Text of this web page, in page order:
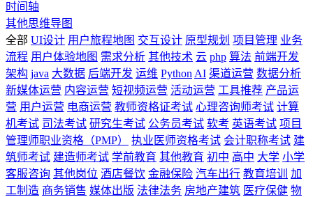
时间轴
其他思维导图
全部 UI设计 用户旅程地图 交互设计 原型规划 项目管理 业务
流程 用户体验地图 需求分析 其他技术 云 php 算法 前端开发
架构 java 大数据 后端开发 运维 Python AI 渠道运营 数据分析
新媒体运营 内容运营 短视频运营 活动运营 工具推荐 产品运
营 用户运营 电商运营 教师资格证考试 心理咨询师考试 计算
机考试 司法考试 研究生考试 公务员考试 软考 英语考试 项目
管理师职业资格（PMP）
执业医师资格考试 会计职称考试 建
筑师考试 建造师考试 学前教育 其他教育 初中 高中 大学 小学
客服咨询 其他岗位 酒店餐饮 金融保险 汽车出行 教育培训
加
工制造 商务销售 媒体出版 法律法务 房地产建筑 医疗保健 物